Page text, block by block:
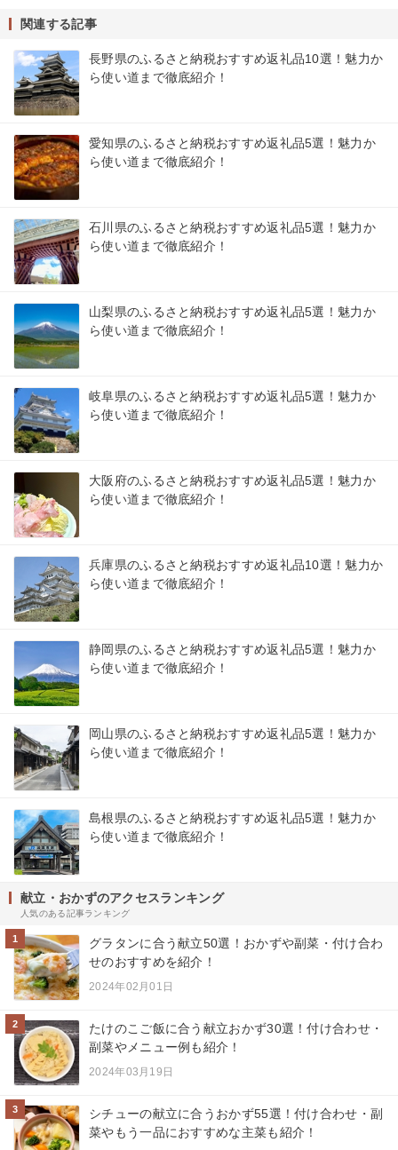
関連する記事
長野県のふるさと納税おすすめ返礼品10選！魅力か
ら使い道まで徹底紹介！
愛知県のふるさと納税おすすめ返礼品5選！魅力か
ら使い道まで徹底紹介！
石川県のふるさと納税おすすめ返礼品5選！魅力か
ら使い道まで徹底紹介！
山梨県のふるさと納税おすすめ返礼品5選！魅力か
ら使い道まで徹底紹介！
岐阜県のふるさと納税おすすめ返礼品5選！魅力か
ら使い道まで徹底紹介！
大阪府のふるさと納税おすすめ返礼品5選！魅力か
ら使い道まで徹底紹介！
兵庫県のふるさと納税おすすめ返礼品10選！魅力か
ら使い道まで徹底紹介！
静岡県のふるさと納税おすすめ返礼品5選！魅力か
ら使い道まで徹底紹介！
岡山県のふるさと納税おすすめ返礼品5選！魅力か
ら使い道まで徹底紹介！
島根県のふるさと納税おすすめ返礼品5選！魅力か
ら使い道まで徹底紹介！
献立・おかずのアクセスランキング
人気のある記事ランキング
1
グラタンに合う献立50選！おかずや副菜・付け合わ
せのおすすめを紹介！
2024年02月01日
2
たけのこご飯に合う献立おかず30選！付け合わせ・
副菜やメニュー例も紹介！
2024年03月19日
3
シチューの献立に合うおかず55選！付け合わせ・副
菜やもう一品におすすめな主菜も紹介！